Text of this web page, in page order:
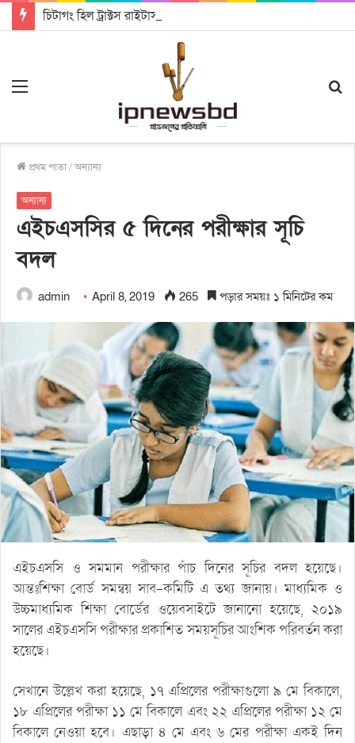
প্রথম পাতা/অন্যান্য
অন্যান্য
এইচএসসির ৫ দিনের পরীক্ষার সূচি
বদল
admin April 8, 2019 265 পড়ার সময়ঃ ১ মিনিটের কম
এইচএসসি ও সমমান পরীক্ষার পাঁচ দিনের সূচির বদল হয়েছে।
আন্তঃশিক্ষা বোর্ড সমন্বয় সাব-কমিটি এ তথ্য জানায়। মাধ্যমিক ও
উচ্চমাধ্যমিক শিক্ষা বোর্ডের ওয়েবসাইটে জানানো হয়েছে, ২০১৯
সালের এইচএসসি পরীক্ষার প্রকাশিত সময়সূচির আংশিক পরিবর্তন করা
হয়েছে।
সেখানে উল্লেখ করা হয়েছে, ১৭ এপ্রিলের পরীক্ষাগুলো ৯ মে বিকালে,
১৮ এপ্রিলের পরীক্ষা ১১ মে বিকালে এবং ২২ এপ্রিলের পরীক্ষা ১২ মে
বিকালে নেওয়া হবে। এছাড়া ৪ মে এবং ৬ মের পরীক্ষা একই দিন